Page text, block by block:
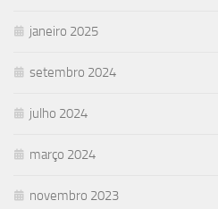
janeiro 2025
setembro 2024
julho 2024
março 2024
novembro 2023